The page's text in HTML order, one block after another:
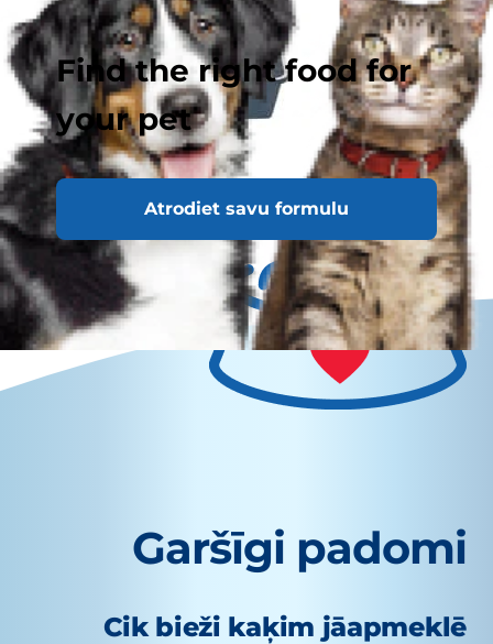
Find the right food for
your pet
Atrodiet savu formulu
Garšīgi padomi
Cik bieži kaķim jāapmeklē